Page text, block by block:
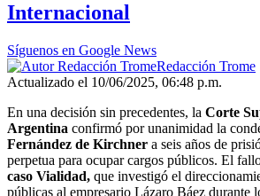
minutes,
6
seconds
Internacional
Síguenos en Google News
Redacción Trome
Actualizado el 10/06/2025, 06:48 p.m.
En una decisión sin precedentes, la Corte
Argentina confirmó por unanimidad la
Fernández de Kirchner a seis años de
perpetua para ocupar cargos públicos. El
caso Vialidad, que investigó el
públicas al empresario Lázaro Báez durante